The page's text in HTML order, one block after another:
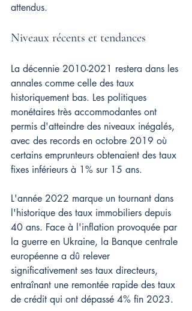
attendus.
Niveaux récents et tendances
La décennie 2010-2021 restera dans les
annales comme celle des taux
historiquement bas. Les politiques
monétaires très accommodantes ont
permis d'atteindre des niveaux inégalés,
avec des records en octobre 2019 où
certains emprunteurs obtenaient des taux
fixes inférieurs à 1% sur 15 ans.
L'année 2022 marque un tournant dans
l'historique des taux immobiliers depuis
40 ans. Face à l'inflation provoquée par
la guerre en Ukraine, la Banque centrale
européenne a dû relever
significativement ses taux directeurs,
entraînant une remontée rapide des taux
de crédit qui ont dépassé 4% fin 2023.